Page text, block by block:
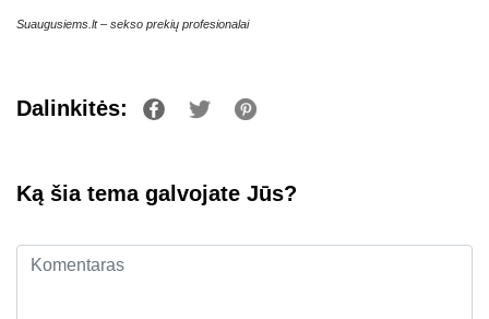
Suaugusiems.lt – sekso prekių profesionalai
Dalinkitės:
Ką šia tema galvojate Jūs?